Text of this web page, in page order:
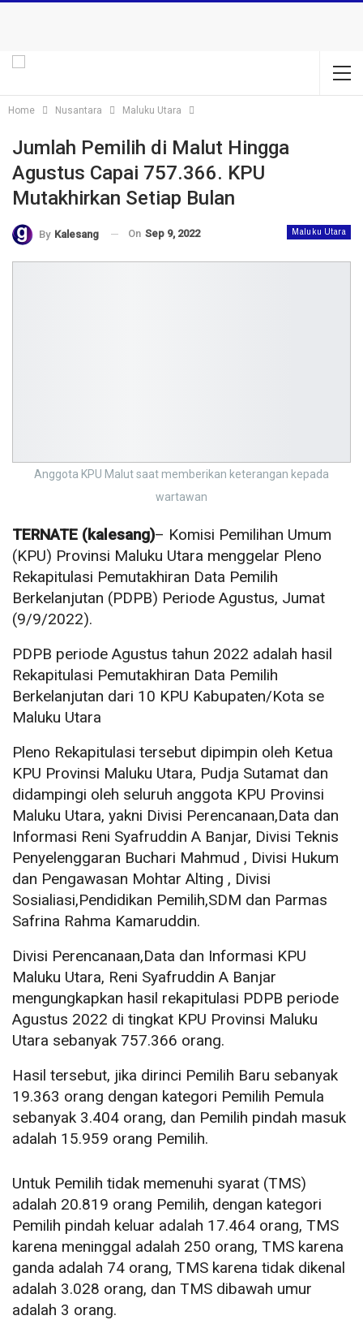
Home Nusantara Maluku Utara
Jumlah Pemilih di Malut Hingga
Agustus Capai 757.366. KPU
Mutakhirkan Setiap Bulan
Maluku Utara
By Kalesang On Sep 9, 2022
Anggota KPU Malut saat memberikan keterangan kepada
wartawan
TERNATE (kalesang)– Komisi Pemilihan Umum
(KPU) Provinsi Maluku Utara menggelar Pleno
Rekapitulasi Pemutakhiran Data Pemilih
Berkelanjutan (PDPB) Periode Agustus, Jumat
(9/9/2022).
PDPB periode Agustus tahun 2022 adalah hasil
Rekapitulasi Pemutakhiran Data Pemilih
Berkelanjutan dari 10 KPU Kabupaten/Kota se
Maluku Utara
Pleno Rekapitulasi tersebut dipimpin oleh Ketua
KPU Provinsi Maluku Utara, Pudja Sutamat dan
didampingi oleh seluruh anggota KPU Provinsi
Maluku Utara, yakni Divisi Perencanaan,Data dan
Informasi Reni Syafruddin A Banjar, Divisi Teknis
Penyelenggaran Buchari Mahmud , Divisi Hukum
dan Pengawasan Mohtar Alting , Divisi
Sosialiasi,Pendidikan Pemilih,SDM dan Parmas
Safrina Rahma Kamaruddin.
Divisi Perencanaan,Data dan Informasi KPU
Maluku Utara, Reni Syafruddin A Banjar
mengungkapkan hasil rekapitulasi PDPB periode
Agustus 2022 di tingkat KPU Provinsi Maluku
Utara sebanyak 757.366 orang.
Hasil tersebut, jika dirinci Pemilih Baru sebanyak
19.363 orang dengan kategori Pemilih Pemula
sebanyak 3.404 orang, dan Pemilih pindah masuk
adalah 15.959 orang Pemilih.
Untuk Pemilih tidak memenuhi syarat (TMS)
adalah 20.819 orang Pemilih, dengan kategori
Pemilih pindah keluar adalah 17.464 orang, TMS
karena meninggal adalah 250 orang, TMS karena
ganda adalah 74 orang, TMS karena tidak dikenal
adalah 3.028 orang, dan TMS dibawah umur
adalah 3 orang.